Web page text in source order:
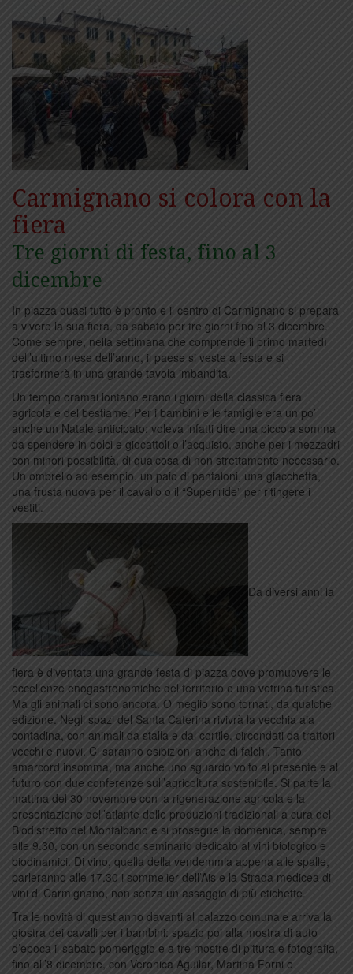
Carmignano si colora con la
fiera
Tre giorni di festa, fino al 3
dicembre
In piazza quasi tutto è pronto e il centro di Carmignano si prepara
a vivere la sua fiera, da sabato per tre giorni fino al 3 dicembre.
Come sempre, nella settimana che comprende il primo martedì
dell’ultimo mese dell’anno, il paese si veste a festa e si
trasformerà in una grande tavola imbandita.
Un tempo oramai lontano erano i giorni della classica fiera
agricola e del bestiame. Per i bambini e le famiglie era un po’
anche un Natale anticipato: voleva infatti dire una piccola somma
da spendere in dolci e giocattoli o l’acquisto, anche per i mezzadri
con minori possibilità, di qualcosa di non strettamente necessario.
Un ombrello ad esempio, un paio di pantaloni, una giacchetta,
una frusta nuova per il cavallo o il “Superiride” per ritingere i
vestiti.
Da diversi anni la
fiera è diventata una grande festa di piazza dove promuovere le
eccellenze enogastronomiche del territorio e una vetrina turistica.
Ma gli animali ci sono ancora. O meglio sono tornati, da qualche
edizione. Negli spazi del Santa Caterina rivivrà la vecchia aia
contadina, con animali da stalla e dal cortile, circondati da trattori
vecchi e nuovi. Ci saranno esibizioni anche di falchi. Tanto
amarcord insomma, ma anche uno sguardo volto al presente e al
futuro con due conferenze sull’agricoltura sostenibile. Si parte la
mattina del 30 novembre con la rigenerazione agricola e la
presentazione dell’atlante delle produzioni tradizionali a cura del
Biodistretto del Montalbano e si prosegue la domenica, sempre
alle 9.30, con un secondo seminario dedicato al vini biologico e
biodinamici. Di vino, quella della vendemmia appena alle spalle,
parleranno alle 17.30 i sommelier dell’Ais e la Strada medicea di
vini di Carmignano, non senza un assaggio di più etichette.
Tra le novità di quest’anno davanti al palazzo comunale arriva la
giostra dei cavalli per i bambini: spazio poi alla mostra di auto
d’epoca il sabato pomeriggio e a tre mostre di pittura e fotografia,
fino all’8 dicembre, con Veronica Aguilar, Martina Forni e